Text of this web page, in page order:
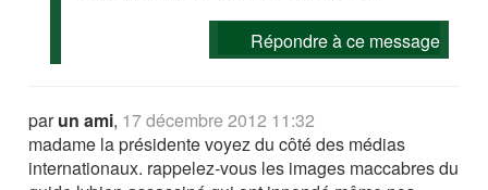
Répondre à ce message
parun ami, 17 décembre 2012 11:32
madame la présidente voyez du côté des médias
internationaux. rappelez-vous les images maccabres du